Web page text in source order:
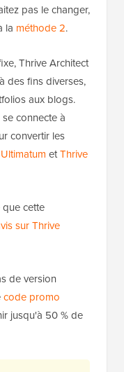
pas le changer,
la méthode 2.
Thrive Architect
des fins diverses,
aux blogs.
connecte à
convertir les
etThrive
cette
sur Thrive
de version
code promo
jusqu'à 50 % de